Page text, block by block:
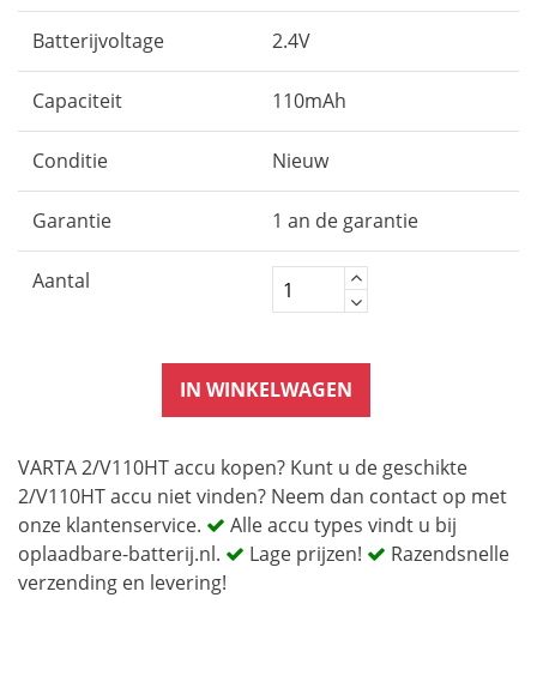
Batterijvoltage 2.4V
Capaciteit 110mAh
Conditie Nieuw
Garantie 1 an de garantie
Aantal
IN WINKELWAGEN
VARTA 2/V110HT accu kopen? Kunt u de geschikte
2/V110HT accu niet vinden? Neem dan contact op met
onze klantenservice.
Alle accu types vindt u bij
oplaadbare-batterij.nl.
Lage prijzen!
Razendsnelle
verzending en levering!